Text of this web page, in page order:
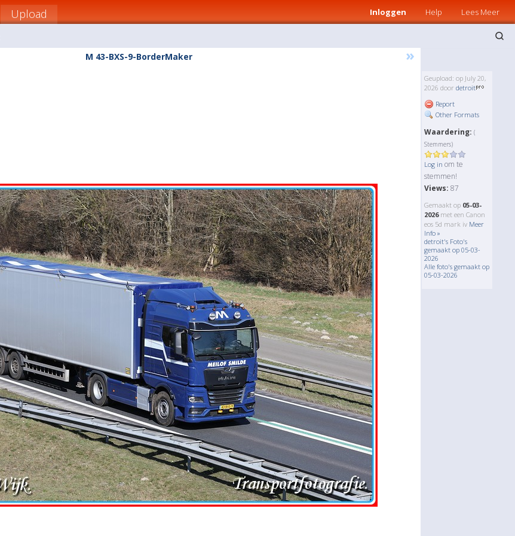
Inloggen Help Lees Meer
Upload
M 43-BXS-9-BorderMaker »
Geupload: op July 20,
2026 door detroit
Report
Other Formats
Waardering: (
Stemmers)
Log in om te
stemmen!
Views: 87
Gemaakt op 05-03-
2026met een Canon
eos 5d mark iv Meer
Info »
detroit's Foto's
gemaakt op 05-03-
2026
Alle foto's gemaakt op
05-03-2026